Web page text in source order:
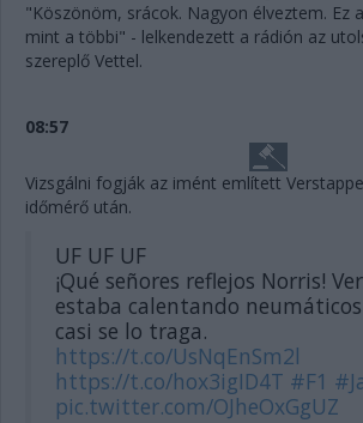
"Köszönöm, srácok. Nagyon élveztem. Ez
mint a többi" - lelkendezett a rádión az
szereplő Vettel.
08:57
Vizsgálni fogják az imént említett
időmérő után.
UF UF UF
¡Qué señores reflejos Norris!
estaba calentando
casi se lo traga.
https://t.co/UsNqEnSm2l
https://t.co/hox3igID4T #F1
pic.twitter.com/OJheOxGgUZ